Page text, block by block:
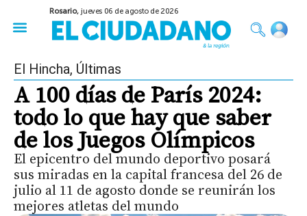
Rosario,jueves 06 de agosto de 2026
El Hincha, Últimas
A 100 días de París 2024:
todo lo que hay que saber
de los Juegos Olímpicos
El epicentro del mundo deportivo posará
sus miradas en la capital francesa del 26 de
julio al 11 de agosto donde se reunirán los
mejores atletas del mundo